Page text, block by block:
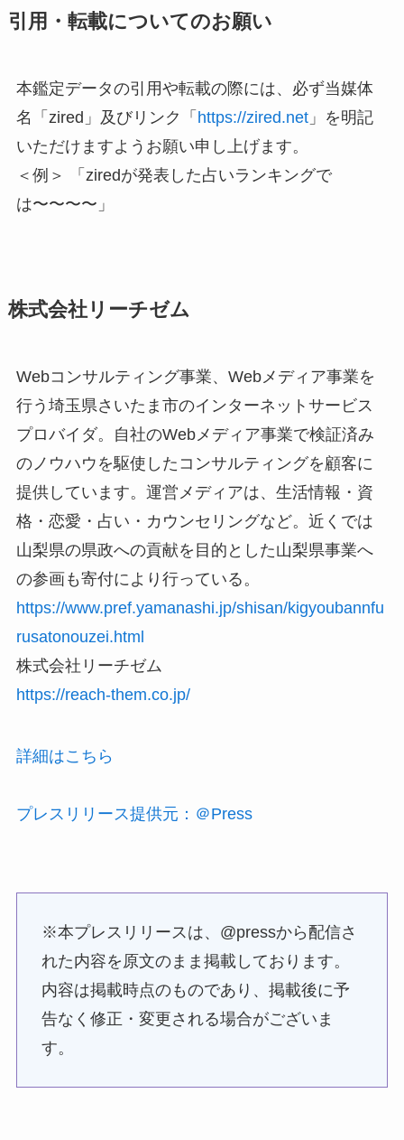
引用・転載についてのお願い
本鑑定データの引用や転載の際には、必ず当媒体
名「zired」及びリンク「 https://zired.net」を明記
いただけますようお願い申し上げます。
＜例＞ 「ziredが発表した占いランキングで
は〜〜〜〜」
株式会社リーチゼム
Webコンサルティング事業、Webメディア事業を
行う埼玉県さいたま市のインターネットサービス
プロバイダ。自社のWebメディア事業で検証済み
のノウハウを駆使したコンサルティングを顧客に
提供しています。運営メディアは、生活情報・資
格・恋愛・占い・カウンセリングなど。近くでは
山梨県の県政への貢献を目的とした山梨県事業へ
の参画も寄付により行っている。
https://www.pref.yamanashi.jp/shisan/kigyoubannfu
rusatonouzei.html
株式会社リーチゼム
https://reach-them.co.jp/
詳細はこちら
プレスリリース提供元：＠Press
※本プレスリリースは、@pressから配信さ
れた内容を原文のまま掲載しております。
内容は掲載時点のものであり、掲載後に予
告なく修正・変更される場合がございま
す。